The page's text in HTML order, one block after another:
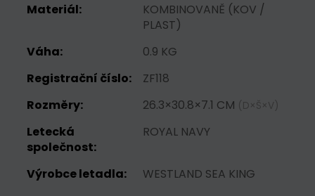
Materiál:
KOMBINOVANĚ (KOV /
PLAST)
Váha:
0.9 KG
Registrační číslo:
ZF118
Rozměry:
26.3×30.8×7.1 CM (D×Š×V)
Letecká
společnost:
ROYAL NAVY
Výrobce letadla: WESTLAND SEA KING